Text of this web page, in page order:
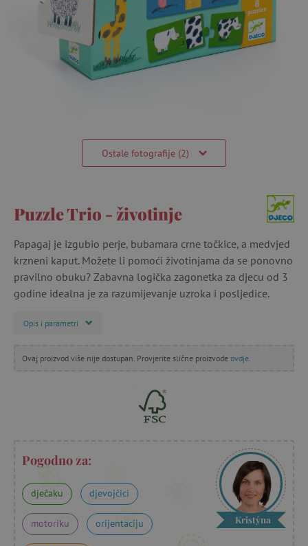
Ostale fotografije (2)
Puzzle Trio - životinje
Papagaj je izgubio perje, bubamara crne točkice, a medvjed
krzneni kaput. Možete li pomoći životinjama da se ponovno
pravilno obuku? Zabavna logička zagonetka za djecu od 3
godine idealna je za razumijevanje uzroka i posljedice.
Opis i parametri
Ovaj proizvod više nije dostupan. Provjerite slične proizvode ovdje
Pogodno za:
dječaku djevojčici
motoriku orijentaciju Kristýna